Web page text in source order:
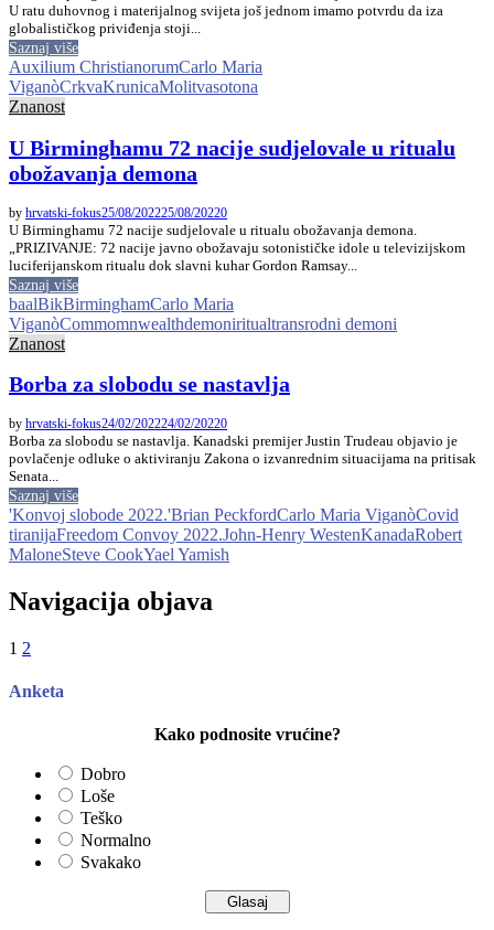
U ratu duhovnog i materijalnog svijeta još jednom imamo potvrdu da iza
globalističkog priviđenja stoji...
Saznaj više
Auxilium ChristianorumCarlo Maria
ViganòCrkvaKrunicaMolitvasotona
Znanost
U Birminghamu 72 nacije sudjelovale u ritualu
obožavanja demona
by hrvatski-fokus25/08/202225/08/20220
U Birminghamu 72 nacije sudjelovale u ritualu obožavanja demona.
„PRIZIVANJE: 72 nacije javno obožavaju sotonističke idole u televizijskom
luciferijanskom ritualu dok slavni kuhar Gordon Ramsay...
Saznaj više
baalBikBirminghamCarlo Maria
ViganòCommomnwealthdemoniritualtransrodni demoni
Znanost
Borba za slobodu se nastavlja
by hrvatski-fokus24/02/202224/02/20220
Borba za slobodu se nastavlja. Kanadski premijer Justin Trudeau objavio je
povlačenje odluke o aktiviranju Zakona o izvanrednim situacijama na pritisak
Senata...
Saznaj više
'Konvoj slobode 2022.'Brian PeckfordCarlo Maria ViganòCovid
tiranijaFreedom Convoy 2022.John-Henry WestenKanadaRobert
MaloneSteve CookYael Yamish
Navigacija objava
1 2
Anketa
Kako podnosite vrućine?
Dobro
Loše
Teško
Normalno
Svakako